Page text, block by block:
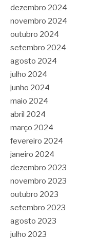
dezembro 2024
novembro 2024
outubro 2024
setembro 2024
agosto 2024
julho 2024
junho 2024
maio 2024
abril 2024
março 2024
fevereiro 2024
janeiro 2024
dezembro 2023
novembro 2023
outubro 2023
setembro 2023
agosto 2023
julho 2023